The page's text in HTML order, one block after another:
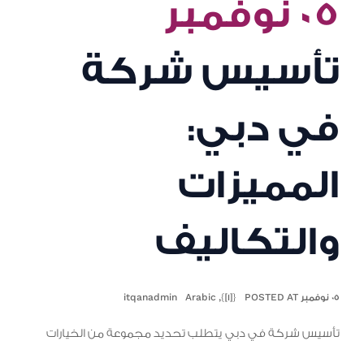
٠٥ نوفمبر
تأسيس شركة
في دبي:
المميزات
والتكاليف
٠٥ نوفمبر POSTED AT {[1]}
,
Arabic
itqanadmin
تأسيس شركة في دبي يتطلب تحديد مجموعة من الخيارات